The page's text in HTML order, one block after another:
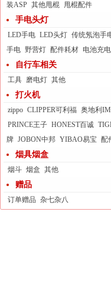
装ASP 其他甩棍 甩棍配件
手电头灯
LED手电 LED头灯 传统氖泡手
手电 野营灯 配件耗材 电池充
自行车相关
工具 磨电灯 其他
打火机
zippo CLIPPER可利福 奥地利
PRINCE王子 HONEST百诚
牌 JOBON中邦 YIBAO易宝 配
烟具烟盒
烟斗 烟盒 其他
赠品
订单赠品 杂七杂八